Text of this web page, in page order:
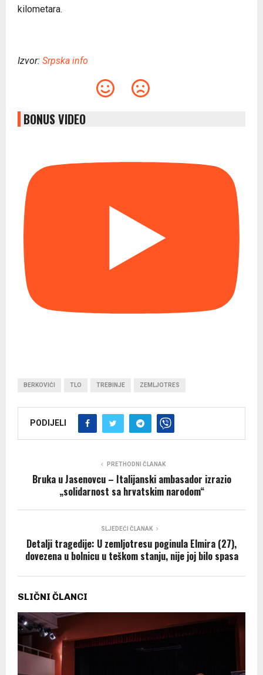
kilometara.
Izvor: Srpska info
BONUS VIDEO
BERKOVIĆI TLO TREBINJE ZEMLJOTRES
PODIJELI
PRETHODNI ČLANAK
Bruka u Jasenovcu – Italijanski ambasador izrazio
„solidarnost sa hrvatskim narodom“
SLJEDEĆI ČLANAK
Detalji tragedije: U zemljotresu poginula Elmira (27),
dovezena u bolnicu u teškom stanju, nije joj bilo spasa
SLIČNI ČLANCI